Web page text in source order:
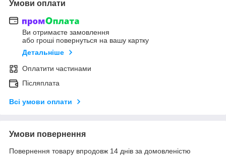
Умови оплати
Ви отримаєте замовлення
або гроші повернуться на вашу картку
Детальніше
Оплатити частинами
Післяплата
Всі умови оплати
Умови повернення
Повернення товару впродовж 14 днів за домовленістю